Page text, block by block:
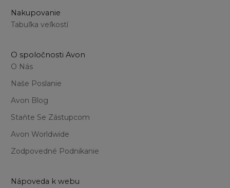
Nakupovanie
Tabuľka veľkostí
O spoločnosti Avon
O Nás
Naše Poslanie
Avon Blog
Staňte Se Zástupcom
Avon Worldwide
Zodpovedné Podnikanie
Nápoveda k webu